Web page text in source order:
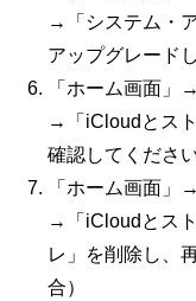
→「システム・
アップグレード
「ホーム画面」
→「iCloudとス
確認してくださ
「ホーム画面」
→「iCloudとス
レ」を削除し、
合）